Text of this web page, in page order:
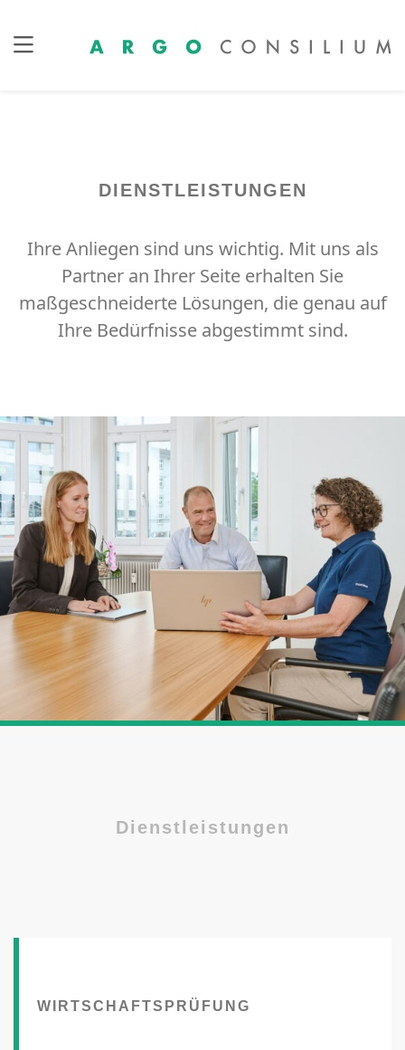
DIENSTLEISTUNGEN
Ihre Anliegen sind uns wichtig. Mit uns als
Partner an Ihrer Seite erhalten Sie
maßgeschneiderte Lösungen, die genau auf
Ihre Bedürfnisse abgestimmt sind.
Dienstleistungen
WIRTSCHAFTSPRÜFUNG